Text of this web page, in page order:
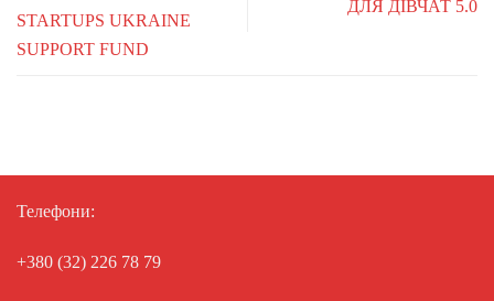
STARTUPS UKRAINE
SUPPORT FUND
ДЛЯ ДІВЧАТ 5.0
Телефони:
+380 (32) 226 78 79